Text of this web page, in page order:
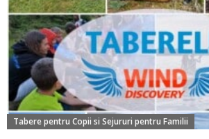
Tabere pentru Copii si Sejururi pentru Familii